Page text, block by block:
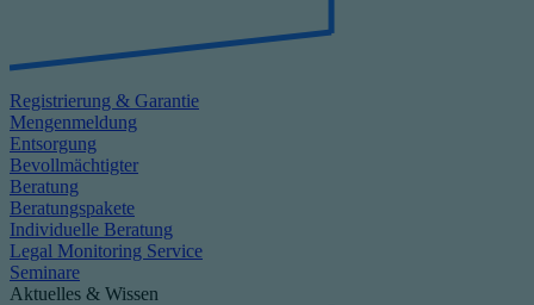
Registrierung & Garantie
Mengenmeldung
Entsorgung
Bevollmächtigter
Beratung
Beratungspakete
Individuelle Beratung
Legal Monitoring Service
Seminare
Aktuelles & Wissen